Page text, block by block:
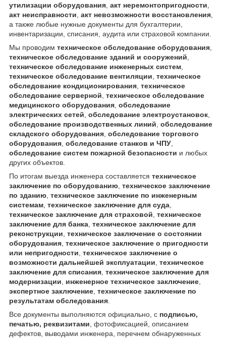
утилизации оборудования акт неремонтопригодности
акт неисправности акт невозможности восстановления
а также любые нужные документы для бухгалтерии,
инвентаризации, списания, аудита или страховой компании.
Мы проводим техническое обследование оборудования
техническое обследование зданий и сооружений
техническое обследование инженерных систем
техническое обследование вентиляции техническое
обследование кондиционирования техническое
обследование серверной техническое обследование
медицинского оборудования обследование
электрических сетей обследование электроустановок
обследование производственных линий обследование
складского оборудования обследование торгового
оборудования обследование станков и ЧПУ
обследование систем пожарной безопасности и любых
других объектов.
По итогам выезда инженера составляется техническое
заключение по оборудованию техническое заключение
по зданию техническое заключение по инженерным
системам техническое заключение для суда
техническое заключение для страховой техническое
заключение для банка техническое заключение для
реконструкции техническое заключение о состоянии
оборудования техническое заключение о пригодности
или непригодности техническое заключение о
возможности дальнейшей эксплуатации техническое
заключение для списания техническое заключение для
модернизации
инженерное техническое заключение
экспертное заключение техническое заключение по
результатам обследования
Все документы выполняются официально, с подписью,
печатью, реквизитами , фотофиксацией, описанием
дефектов, выводами инженера, перечнем обнаруженных